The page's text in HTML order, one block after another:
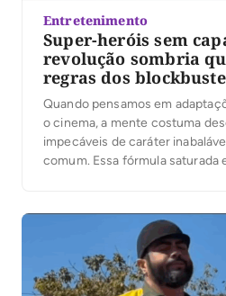
Entretenimento
Super-heróis sem
revolução sombria
regras dos
Quando pensamos em
o cinema, a mente costuma
impecáveis de caráter
comum. Essa fórmula saturada
completamente as
apresentar figuras moralmente
profundamente […]